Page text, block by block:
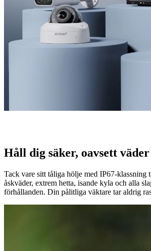
Håll dig säker, oavsett väder
Tack vare sitt tåliga hölje med IP67-klassning
åskväder, extrem hetta, isande kyla och alla
förhållanden. Din pålitliga väktare tar aldrig